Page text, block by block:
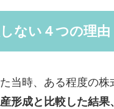
ない４つの理由
当時、ある程度の株
形成と比較した結